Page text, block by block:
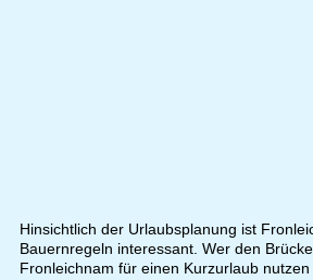
Hinsichtlich der Urlaubsplanung ist
Bauernregeln interessant. Wer den
Fronleichnam für einen Kurzurlaub